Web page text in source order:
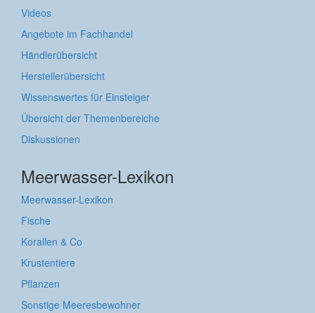
Videos
Angebote im Fachhandel
Händlerübersicht
Herstellerübersicht
Wissenswertes für Einsteiger
Übersicht der Themenbereiche
Diskussionen
Meerwasser-Lexikon
Meerwasser-Lexikon
Fische
Korallen & Co
Krustentiere
Pflanzen
Sonstige Meeresbewohner